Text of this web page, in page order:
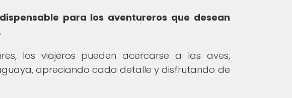
para los aventureros que desean
los viajeros pueden acercarse a las aves,
apreciando cada detalle y disfrutando de